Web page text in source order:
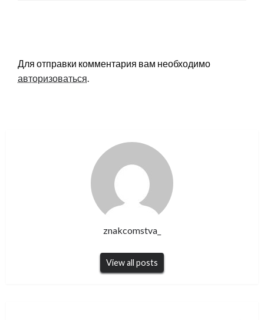
Для отправки комментария вам необходимо
авторизоваться.
znakcomstva_
View all posts